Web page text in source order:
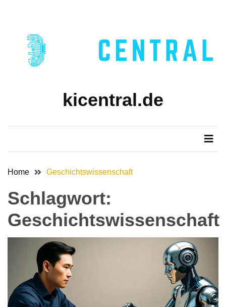
kicentral.de
Home Geschichtswissenschaft
Schlagwort:
Geschichtswissenschaft